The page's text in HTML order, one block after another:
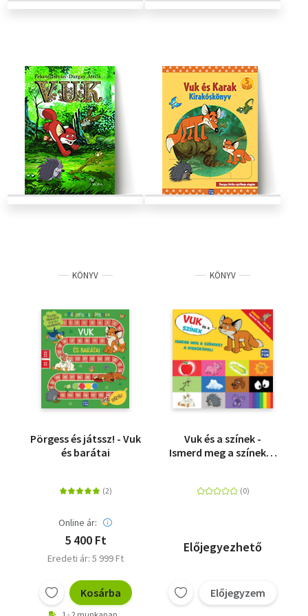
KÖNYV
Pörgess és játssz! - Vuk
és barátai
Online ár:
5 400 Ft
Eredeti ár: 5 999 Ft
Kosárba
KÖNYV
Vuk és a színek -
Ismerd meg a színeket
Előjegyezhető
Előjegyzem